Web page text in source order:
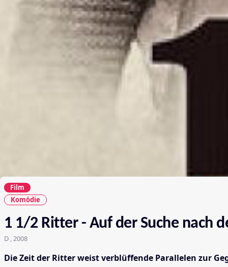
Film
Komödie
1 1/2 Ritter - Auf der Suche nach
D , 2008
Die Zeit der Ritter weist verblüffende Parallelen zur